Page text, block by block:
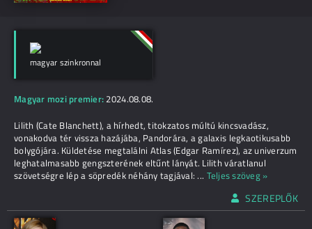
magyar szinkronnal
Magyar mozi premier: 2024.08.08.
Lilith (Cate Blanchett), a hírhedt, titokzatos múltú kincsvadász,
vonakodva tér vissza hazájába, Pandorára, a galaxis legkaotikusabb
bolygójára. Küldetése megtalálni Atlas (Edgar Ramírez), az univerzum
leghatalmasabb gengszterének eltűnt lányát. Lilith váratlanul
szövetségre lép a söpredék néhány tagjával:... Teljes szöveg »
SZEREPLŐK